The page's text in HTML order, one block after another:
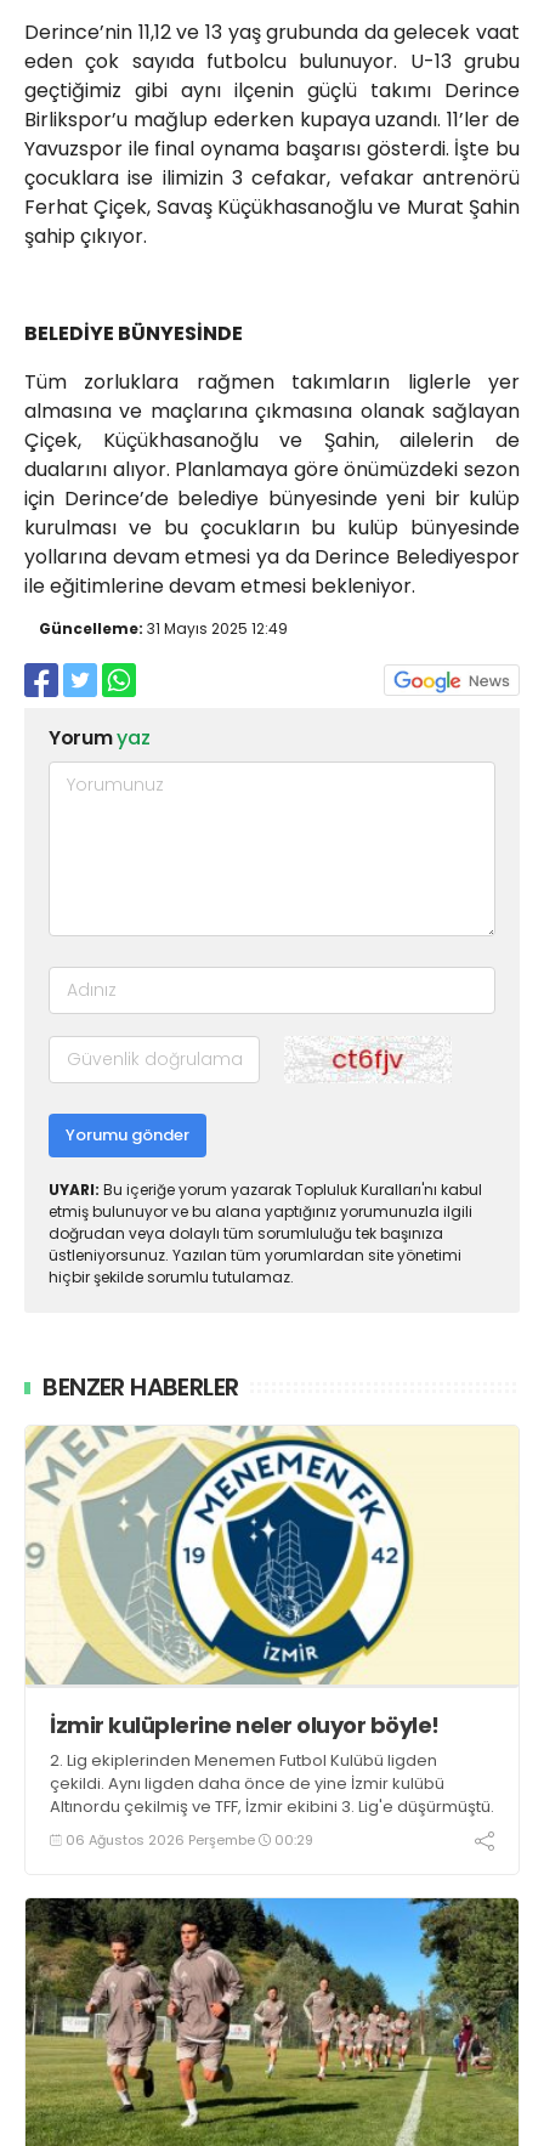
Derince’nin 11,12 ve 13 yaş grubunda da gelecek vaat
eden çok sayıda futbolcu bulunuyor. U-13 grubu
geçtiğimiz gibi aynı ilçenin güçlü takımı Derince
Birlikspor’u mağlup ederken kupaya uzandı. 11’ler de
Yavuzspor ile final oynama başarısı gösterdi. İşte bu
çocuklara ise ilimizin 3 cefakar, vefakar antrenörü
Ferhat Çiçek, Savaş Küçükhasanoğlu ve Murat Şahin
şahip çıkıyor.
BELEDİYE BÜNYESİNDE
Tüm zorluklara rağmen takımların liglerle yer
almasına ve maçlarına çıkmasına olanak sağlayan
Çiçek, Küçükhasanoğlu ve Şahin, ailelerin de
dualarını alıyor. Planlamaya göre önümüzdeki sezon
için Derince’de belediye bünyesinde yeni bir kulüp
kurulması ve bu çocukların bu kulüp bünyesinde
yollarına devam etmesi ya da Derince Belediyespor
ile eğitimlerine devam etmesi bekleniyor.
Güncelleme: 31 Mayıs 2025 12:49
Yorumyaz
Yorumu gönder
UYARI: Bu içeriğe yorum yazarak Topluluk Kuralları'nı kabul
etmiş bulunuyor ve bu alana yaptığınız yorumunuzla ilgili
doğrudan veya dolaylı tüm sorumluluğu tek başınıza
üstleniyorsunuz. Yazılan tüm yorumlardan site yönetimi
hiçbir şekilde sorumlu tutulamaz.
BENZER HABERLER
İzmir kulüplerine neler oluyor böyle!
2. Lig ekiplerinden Menemen Futbol Kulübü ligden
çekildi. Aynı ligden daha önce de yine İzmir kulübü
Altınordu çekilmiş ve TFF, İzmir ekibini 3. Lig'e düşürmüştü.
06 Ağustos 2026 Perşembe 00:29